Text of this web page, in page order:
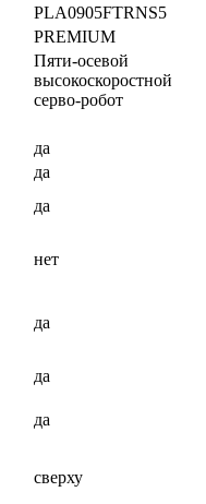
PLA0905FTRNS5
PREMIUM
Пяти-осевой
высокоскоростной
серво-робот
да
да
да
нет
да
да
да
сверху